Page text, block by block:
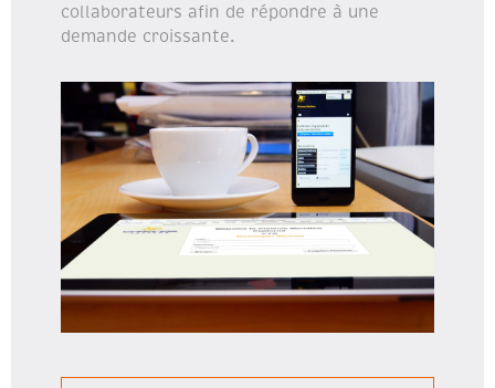
collaborateurs afin de répondre à une
demande croissante.